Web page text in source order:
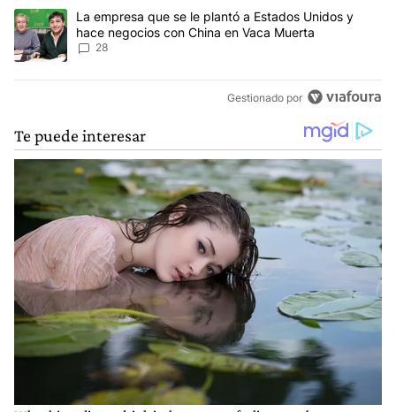
Un artículo de tendencia con el título "La empresa que se le
La empresa que se le plantó a Estados Unidos y
hace negocios con China en Vaca Muerta
28
Gestionado por